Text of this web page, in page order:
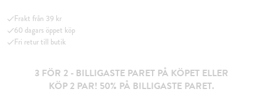
Frakt från 39 kr
60 dagars öppet köp
Fri retur till butik
3 FÖR 2 - BILLIGASTE PARET PÅ KÖPET ELLER
KÖP 2 PAR! 50% PÅ BILLIGASTE PARET.